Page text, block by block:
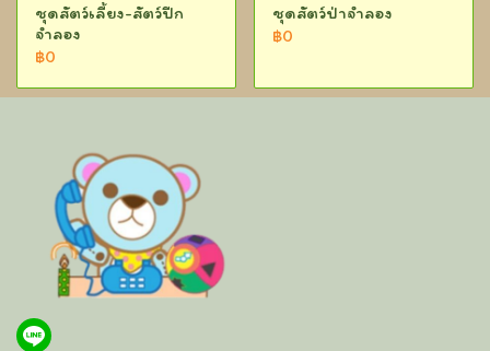
ชุดสัตว์เลี้ยง-สัตว์ปีก
จำลอง
฿0
ชุดสัตว์ป่าจำลอง
฿0